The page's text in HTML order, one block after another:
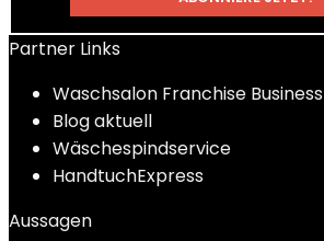
Partner Links
Waschsalon Franchise Business
Blog aktuell
Wäschespindservice
HandtuchExpress
Aussagen